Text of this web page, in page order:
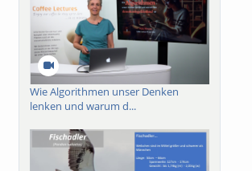
Wie Algorithmen unser Denken
lenken und warum d...